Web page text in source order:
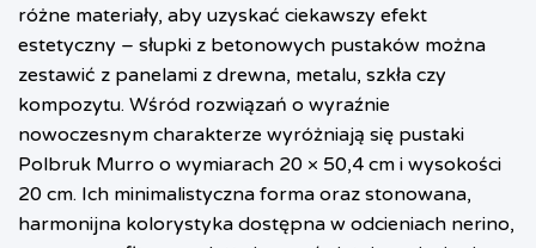
różne materiały, aby uzyskać ciekawszy efekt
estetyczny – słupki z betonowych pustaków można
zestawić z panelami z drewna, metalu, szkła czy
kompozytu. Wśród rozwiązań o wyraźnie
nowoczesnym charakterze wyróżniają się pustaki
Polbruk Murro o wymiarach 20 × 50,4 cm i wysokości
20 cm. Ich minimalistyczna forma oraz stonowana,
harmonijna kolorystyka dostępna w odcieniach nerino,